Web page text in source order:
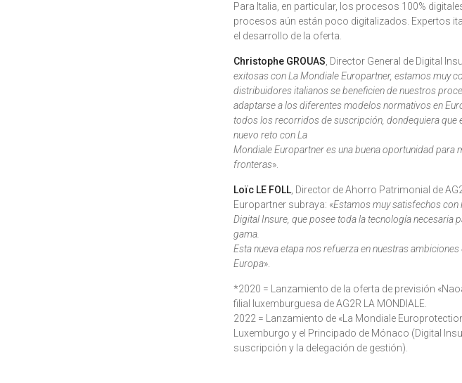
Para Italia, en particular, los procesos 100%
procesos aún están poco digitalizados. Expertos
el desarrollo de la oferta.
Christophe GROUAS , Director General de Digital
exitosas con La Mondiale Europartner, estamos muy
distribuidores italianos se beneficien de nuestros
adaptarse a los diferentes modelos normativos en
todos los recorridos de suscripción, dondequiera que
nuevo reto con La
Mondiale Europartner es una buena oportunidad para
fronteras».
Loïc LE FOLL , Director de Ahorro Patrimonial de
Europartner subraya: «Estamos muy satisfechos
Digital Insure, que posee toda la tecnología
gama.
Esta nueva etapa nos refuerza en nuestras
Europa».
*2020 = Lanzamiento de la oferta de previsión
filial luxemburguesa de AG2R LA MONDIALE.
2022 = Lanzamiento de «La Mondiale
Luxemburgo y el Principado de Mónaco (Digital
suscripción y la delegación de gestión).